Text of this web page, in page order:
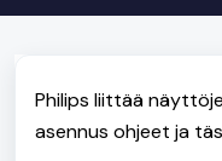
Philips liittää
asennus ohjeet ja